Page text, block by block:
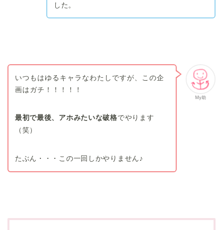
した。
My助
いつもはゆるキャラなわたしですが、この企
画はガチ！！！！！
最初で最後、アホみたいな破格でやります
（笑）
たぶん・・・この一回しかやりません♪